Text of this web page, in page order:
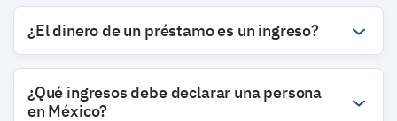
¿El dinero de un préstamo es un ingreso?
¿Qué ingresos debe declarar una persona
en México?